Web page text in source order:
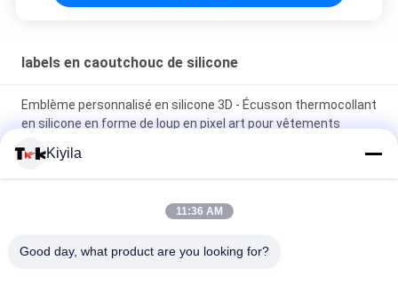
labels en caoutchouc de silicone
Emblème personnalisé en silicone 3D - Écusson thermocollant
en silicone en forme de loup en pixel art pour vêtements
Badges en silicone en gros sur mesure - Patches animés pour
animaux/logo de marque pour décoration de chapeau de sac à
biodégradable
Kiyila
11:36 AM
Good day, what product are you looking for?